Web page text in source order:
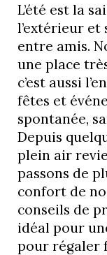
L’été est la
l’extérieur
entre amis.
une place
c’est aussi
fêtes et
spontanée,
Depuis
plein air
passons de
confort de
conseils de
idéal pour
pour régaler